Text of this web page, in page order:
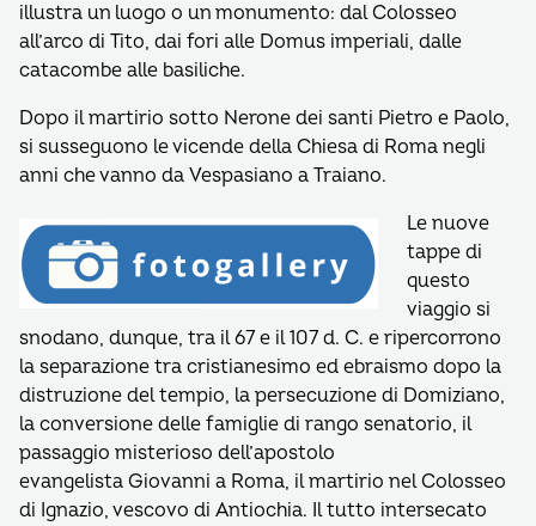
illustra un luogo o un monumento: dal Colosseo
all’arco di Tito, dai fori alle Domus imperiali, dalle
catacombe alle basiliche.
Dopo il martirio sotto Nerone dei santi Pietro e Paolo,
si susseguono le vicende della Chiesa di Roma negli
anni che vanno da Vespasiano a Traiano.
Le nuove
tappe di
questo
viaggio si
snodano, dunque, tra il 67 e il 107 d. C. e ripercorrono
la separazione tra cristianesimo ed ebraismo dopo la
distruzione del tempio, la persecuzione di Domiziano,
la conversione delle famiglie di rango senatorio, il
passaggio misterioso dell’apostolo
evangelista Giovanni a Roma, il martirio nel Colosseo
di Ignazio, vescovo di Antiochia. Il tutto intersecato